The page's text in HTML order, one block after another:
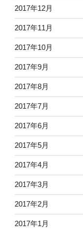
2017年12月
2017年11月
2017年10月
2017年9月
2017年8月
2017年7月
2017年6月
2017年5月
2017年4月
2017年3月
2017年2月
2017年1月